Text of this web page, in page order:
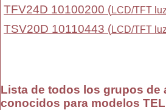
TFV24D 10100200 (LCD/TFT
TSV20D 10110443 (LCD/TFT
Lista de todos los grupos de
conocidos para modelos